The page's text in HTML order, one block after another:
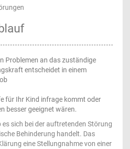
Problemen an das zuständige
entscheidet in einem
für Ihr Kind infrage kommt oder
besser geeignet wären.
sich bei der auftretenden Störung
Behinderung handelt. Das
eine Stellungnahme von einer